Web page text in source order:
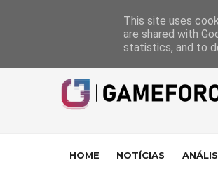
A equipa
HOME NOTÍCIAS
This site uses
are shared with
statistics, and to